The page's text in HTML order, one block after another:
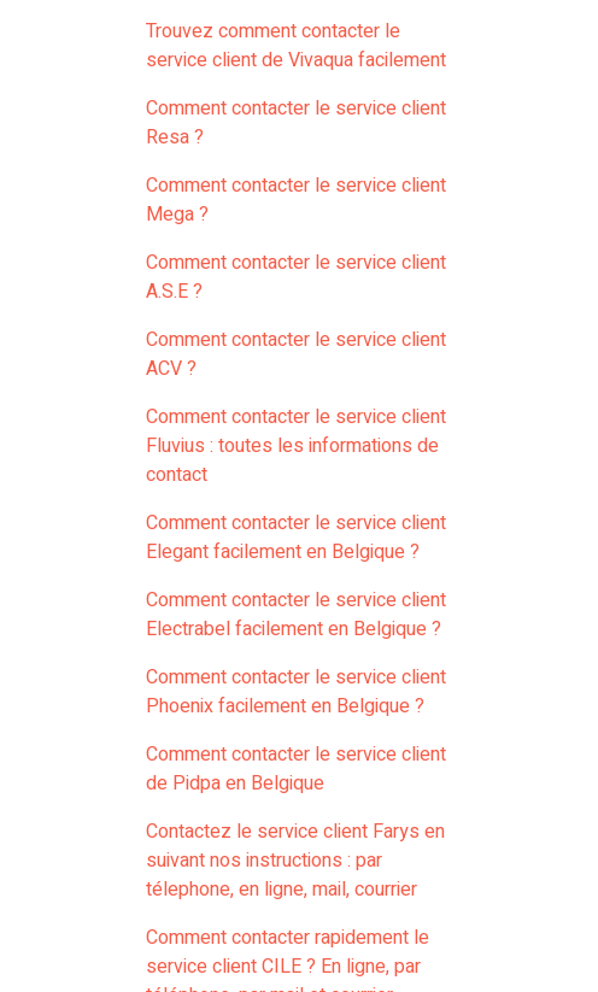
Trouvez comment contacter le
service client de Vivaqua facilement
Comment contacter le service client
Resa ?
Comment contacter le service client
Mega ?
Comment contacter le service client
A.S.E ?
Comment contacter le service client
ACV ?
Comment contacter le service client
Fluvius : toutes les informations de
contact
Comment contacter le service client
Elegant facilement en Belgique ?
Comment contacter le service client
Electrabel facilement en Belgique ?
Comment contacter le service client
Phoenix facilement en Belgique ?
Comment contacter le service client
de Pidpa en Belgique
Contactez le service client Farys en
suivant nos instructions : par
télephone, en ligne, mail, courrier
Comment contacter rapidement le
service client CILE ? En ligne, par